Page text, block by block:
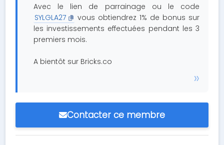
Avec le lien de parrainage ou le code
SYLGLA27
vous obtiendrez 1% de bonus sur
les investissements effectuées pendant les 3
premiers mois.
A bientôt sur Bricks.co
Contacter ce membre